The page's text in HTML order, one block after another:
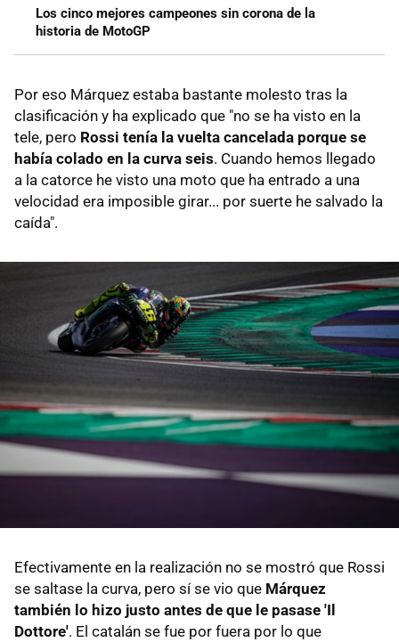
Los cinco mejores campeones sin corona de la
historia de MotoGP
Por eso Márquez estaba bastante molesto tras la
clasificación y ha explicado que "no se ha visto en la
tele, pero Rossi tenía la vuelta cancelada porque se
había colado en la curva seis. Cuando hemos llegado
a la catorce he visto una moto que ha entrado a una
velocidad era imposible girar... por suerte he salvado la
caída".
Efectivamente en la realización no se mostró que Rossi
se saltase la curva, pero sí se vio que Márquez
también lo hizo justo antes de que le pasase 'Il
Dottore'. El catalán se fue por fuera por lo que